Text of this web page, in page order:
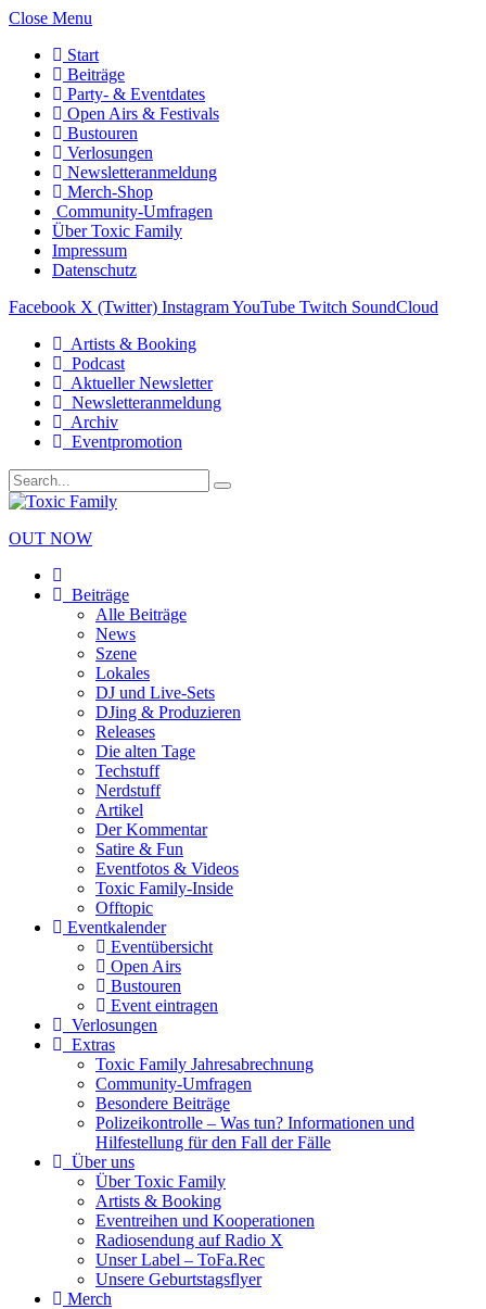
Close Menu
Start
Beiträge
Party- & Eventdates
Open Airs & Festivals
Bustouren
Verlosungen
Newsletteranmeldung
Merch-Shop
Community-Umfragen
Über Toxic Family
Impressum
Datenschutz
Facebook X (Twitter) InstagramYouTube Twitch SoundCloud
Artists & Booking
Podcast
Aktueller Newsletter
Newsletteranmeldung
Archiv
Eventpromotion
OUT NOW
Beiträge
Alle Beiträge
News
Szene
Lokales
DJ und Live-Sets
DJing & Produzieren
Releases
Die alten Tage
Techstuff
Nerdstuff
Artikel
Der Kommentar
Satire & Fun
Eventfotos & Videos
Toxic Family-Inside
Offtopic
Eventkalender
Eventübersicht
Open Airs
Bustouren
Event eintragen
Verlosungen
Extras
Toxic Family Jahresabrechnung
Community-Umfragen
Besondere Beiträge
Polizeikontrolle – Was tun? Informationen und
Hilfestellung für den Fall der Fälle
Über uns
Über Toxic Family
Artists & Booking
Eventreihen und Kooperationen
Radiosendung auf Radio X
Unser Label – ToFa.Rec
Unsere Geburtstagsflyer
Merch